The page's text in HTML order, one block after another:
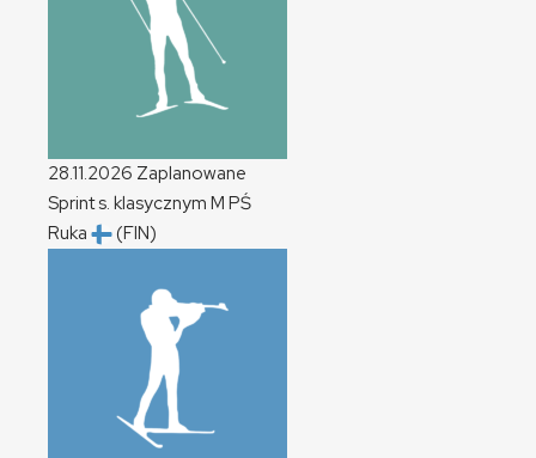
28.11.2026 Zaplanowane
Sprint s. klasycznym M PŚ
Ruka
(FIN)